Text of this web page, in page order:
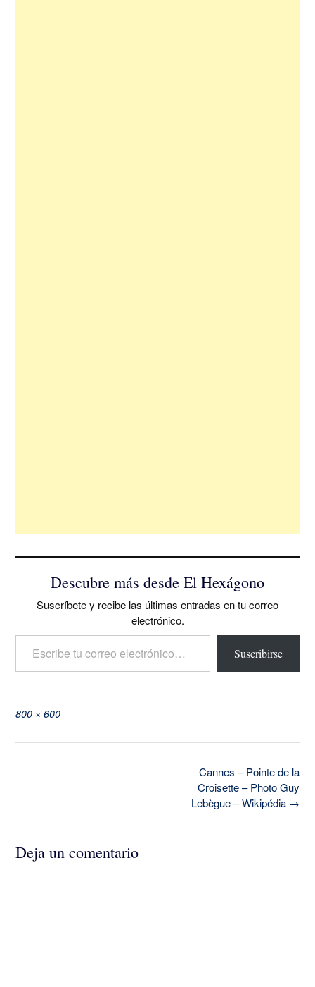
Descubre más desde El Hexágono
Suscríbete y recibe las últimas entradas en tu correo
electrónico.
Escribe tu correo electrónico…
Suscribirse
Tamaño
800 × 600
Cannes – Pointe de la
Croisette – Photo Guy
Lebègue – Wikipédia →
Deja un comentario